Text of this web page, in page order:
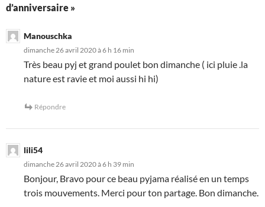
d’anniversaire »
Manouschka
dimanche 26 avril 2020 à 6 h 16 min
Très beau pyj et grand poulet bon dimanche ( ici pluie .la
nature est ravie et moi aussi hi hi)
Répondre
lili54
dimanche 26 avril 2020 à 6 h 39 min
Bonjour, Bravo pour ce beau pyjama réalisé en un temps
trois mouvements. Merci pour ton partage. Bon dimanche.